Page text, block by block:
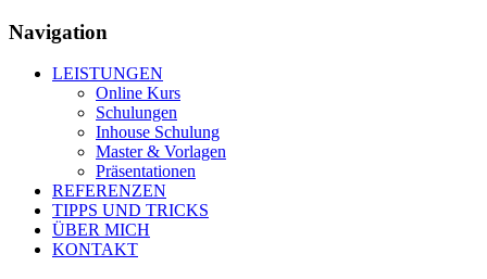
Navigation
LEISTUNGEN
Online Kurs
Schulungen
Inhouse Schulung
Master & Vorlagen
Präsentationen
REFERENZEN
TIPPS UND TRICKS
ÜBER MICH
KONTAKT